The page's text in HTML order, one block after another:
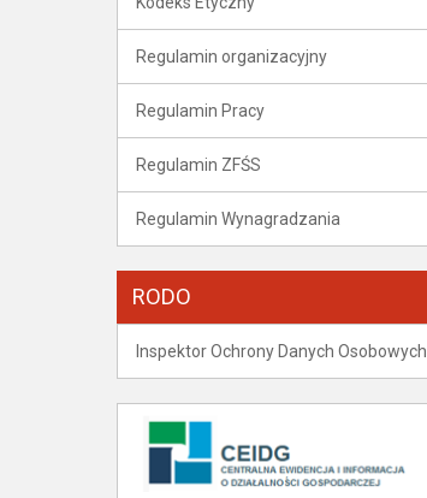
Regulamin organizacyjny
Regulamin Pracy
Regulamin ZFŚS
Regulamin Wynagradzania
RODO
Inspektor Ochrony Danych Osobowych